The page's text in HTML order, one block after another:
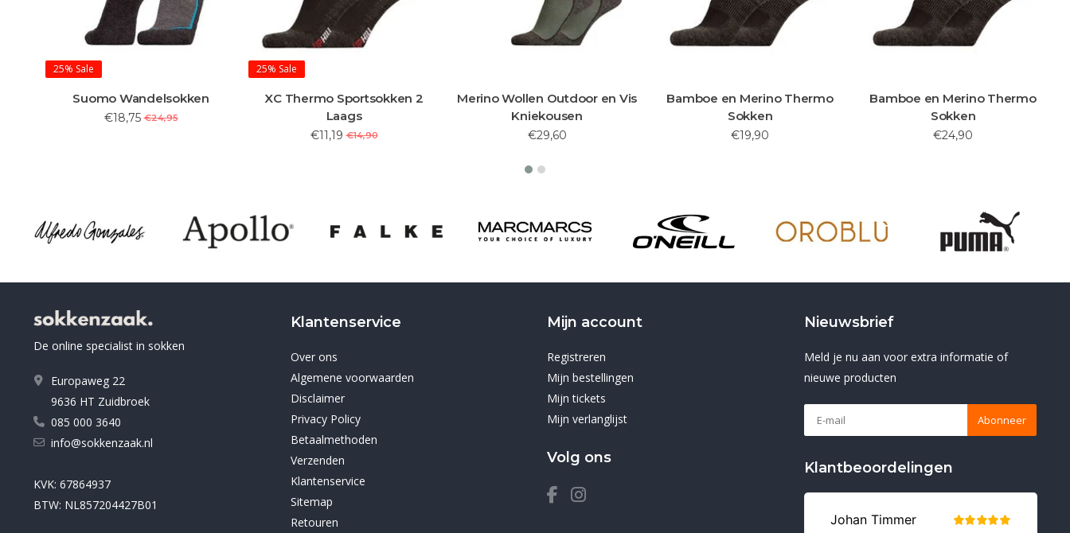
25% Sale
Suomo Wandelsokken
€18,75 €24,95
25% Sale
XC Thermo Sportsokken 2
Laags
€11,19 €14,90
Merino Wollen Outdoor en Vis
Kniekousen
€29,60
Bamboe en Merino Thermo
Sokken
€19,90
Bamboe en Merino Thermo
Sokken
€24,90
De online specialist in sokken
Europaweg 22
9636 HT Zuidbroek
085 000 3640
info@sokkenzaak.nl
KVK: 67864937
BTW: NL857204427B01
Klantenservice
Over ons
Algemene voorwaarden
Disclaimer
Privacy Policy
Betaalmethoden
Verzenden
Klantenservice
Sitemap
Retouren
Mijn account
Registreren
Mijn bestellingen
Mijn tickets
Mijn verlanglijst
Volg ons
Nieuwsbrief
Meld je nu aan voor extra informatie of
nieuwe producten
Abonneer
Klantbeoordelingen